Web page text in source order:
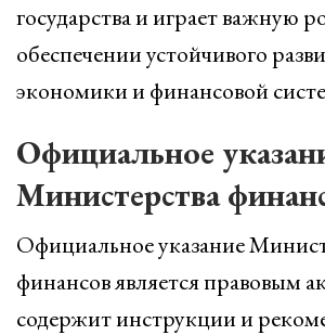
государства и играет важную
обеспечении устойчивого
экономики и финансовой
Официальное
Министерства
Официальное указание
финансов является правовым
содержит инструкции и